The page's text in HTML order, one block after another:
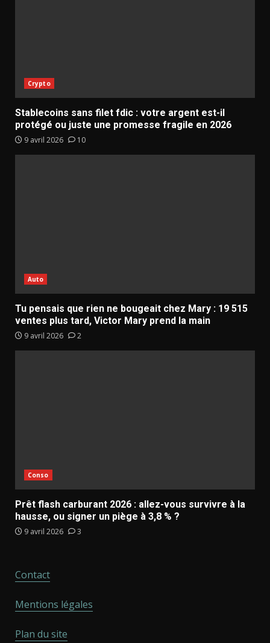
Crypto
Stablecoins sans filet fdic : votre argent est-il
protégé ou juste une promesse fragile en 2026
9 avril 2026 10
Auto
Tu pensais que rien ne bougeait chez Mary : 19 515
ventes plus tard, Victor Mary prend la main
9 avril 2026 2
Conso
Prêt flash carburant 2026 : allez-vous survivre à la
hausse, ou signer un piège à 3,8 % ?
9 avril 2026 3
Contact
Mentions légales
Plan du site